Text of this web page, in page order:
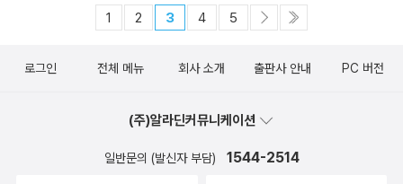
1 2 3 4 5
로그인 전체 메뉴 회사 소개 출판사 안내 PC 버전
(주)알라딘커뮤니케이션
일반문의 (발신자 부담) 1544-2514